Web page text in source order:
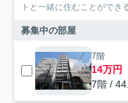
トと一緒に住むことができ
募集中の部屋
7階
14万円
7階 /